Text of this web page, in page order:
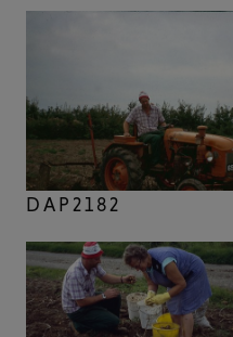
DAP2182